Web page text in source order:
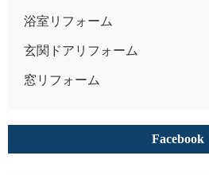
浴室リフォーム
玄関ドアリフォーム
窓リフォーム
Facebook